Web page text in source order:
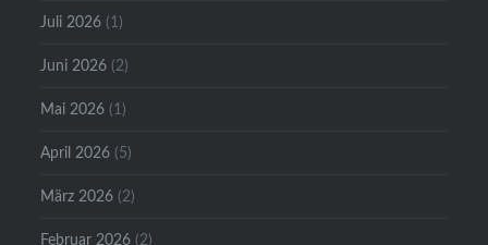
Juli 2026 (1)
Juni 2026 (2)
Mai 2026 (1)
April 2026 (5)
März 2026 (2)
Februar 2026 (2)